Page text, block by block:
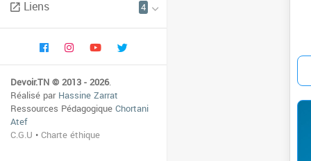
Liens 4
Devoir.TN © 2013 - 2026.
Réalisé parHassine Zarrat
Ressources PédagogiqueChortani
Atef
C.G.U •Charte éthique